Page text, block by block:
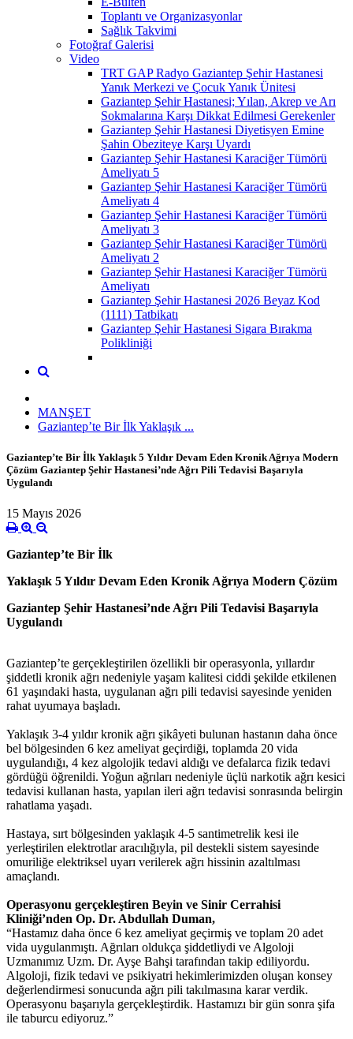
Toplantı ve Organizasyonlar
Sağlık Takvimi
Fotoğraf Galerisi
Video
TRT GAP Radyo Gaziantep Şehir Hastanesi
Yanık Merkezi ve Çocuk Yanık Ünitesi
Gaziantep Şehir Hastanesi; Yılan, Akrep ve Arı
Sokmalarına Karşı Dikkat Edilmesi Gerekenler
Gaziantep Şehir Hastanesi Diyetisyen Emine
Şahin Obeziteye Karşı Uyardı
Gaziantep Şehir Hastanesi Karaciğer Tümörü
Ameliyatı 5
Gaziantep Şehir Hastanesi Karaciğer Tümörü
Ameliyatı 4
Gaziantep Şehir Hastanesi Karaciğer Tümörü
Ameliyatı 3
Gaziantep Şehir Hastanesi Karaciğer Tümörü
Ameliyatı 2
Gaziantep Şehir Hastanesi Karaciğer Tümörü
Ameliyatı
Gaziantep Şehir Hastanesi 2026 Beyaz Kod
(1111) Tatbikatı
Gaziantep Şehir Hastanesi Sigara Bırakma
Polikliniği
MANŞET
Gaziantep’te Bir İlk Yaklaşık ...
Gaziantep’te Bir İlk Yaklaşık 5 Yıldır Devam Eden Kronik Ağrıya Modern
Çözüm Gaziantep Şehir Hastanesi’nde Ağrı Pili Tedavisi Başarıyla
Uygulandı
15 Mayıs 2026
Gaziantep’te Bir İlk
Yaklaşık 5 Yıldır Devam Eden Kronik Ağrıya Modern Çözüm
Gaziantep Şehir Hastanesi’nde Ağrı Pili Tedavisi Başarıyla
Uygulandı
Gaziantep’te gerçekleştirilen özellikli bir operasyonla, yıllardır
şiddetli kronik ağrı nedeniyle yaşam kalitesi ciddi şekilde etkilenen
61 yaşındaki hasta, uygulanan ağrı pili tedavisi sayesinde yeniden
rahat uyumaya başladı.
Yaklaşık 3-4 yıldır kronik ağrı şikâyeti bulunan hastanın daha önce
bel bölgesinden 6 kez ameliyat geçirdiği, toplamda 20 vida
uygulandığı, 4 kez algolojik tedavi aldığı ve defalarca fizik tedavi
gördüğü öğrenildi. Yoğun ağrıları nedeniyle üçlü narkotik ağrı kesici
tedavisi kullanan hasta, yapılan ileri ağrı tedavisi sonrasında belirgin
rahatlama yaşadı.
Hastaya, sırt bölgesinden yaklaşık 4-5 santimetrelik kesi ile
yerleştirilen elektrotlar aracılığıyla, pil destekli sistem sayesinde
omuriliğe elektriksel uyarı verilerek ağrı hissinin azaltılması
amaçlandı.
Operasyonu gerçekleştiren Beyin ve Sinir Cerrahisi
Kliniği’nden Op. Dr. Abdullah Duman,
“Hastamız daha önce 6 kez ameliyat geçirmiş ve toplam 20 adet
vida uygulanmıştı. Ağrıları oldukça şiddetliydi ve Algoloji
Uzmanımız Uzm. Dr. Ayşe Bahşi tarafından takip ediliyordu.
Algoloji, fizik tedavi ve psikiyatri hekimlerimizden oluşan konsey
değerlendirmesi sonucunda ağrı pili takılmasına karar verdik.
Operasyonu başarıyla gerçekleştirdik. Hastamızı bir gün sonra şifa
ile taburcu ediyoruz.”